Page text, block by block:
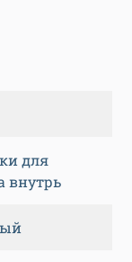
для
внутрь